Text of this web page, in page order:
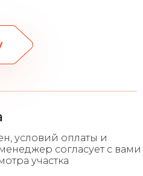
условий оплаты и
согласует с вами
участка